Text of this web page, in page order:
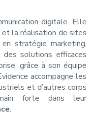
digitale. Elle
la réalisation de sites
stratégie marketing,
solutions efficaces
grâce à son équipe
accompagne les
et d’autres corps
forte dans leur
.